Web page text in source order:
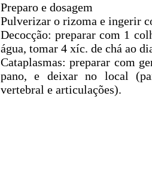
Preparo e dosagem
Pulverizar o rizoma e ingerir
Decocção: preparar com 1
água, tomar 4 xíc. de chá ao
Cataplasmas: preparar com
pano, e deixar no local
vertebral e articulações).